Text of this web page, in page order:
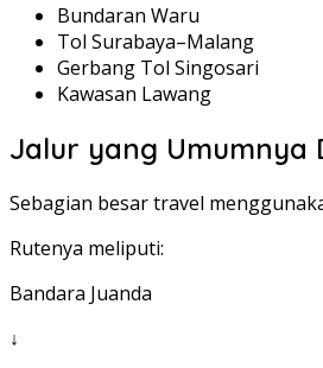
Bundaran Waru
Tol Surabaya–Malang
Gerbang Tol Singosari
Kawasan Lawang
Jalur yang Umumnya
Sebagian besar travel
Rutenya meliputi:
Bandara Juanda
↓